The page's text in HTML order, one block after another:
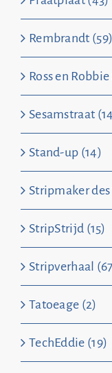
Rembrandt (59)
Ross en Robbie
Sesamstraat
Stand-up (14)
Stripmaker
StripStrijd (15)
Stripverhaal
Tatoeage (2)
TechEddie (19)